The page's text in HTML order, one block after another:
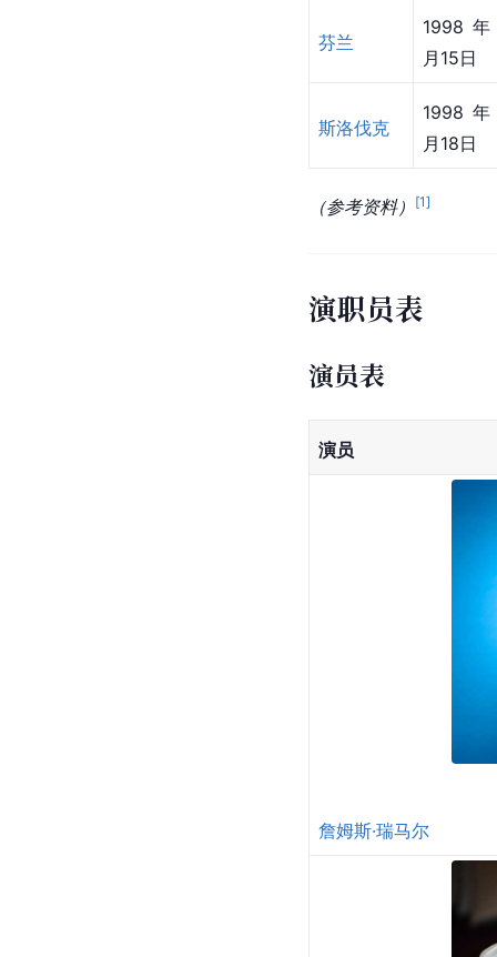
芬兰
1998
月15日
斯洛伐克
1998
月18日
（参考资料） [1]
演职员表
演员表
演员
詹姆斯·瑞马尔